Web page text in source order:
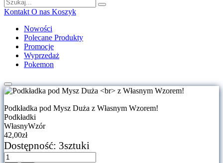
Kontakt O nas Koszyk
Nowości
Polecane Produkty
Promocje
Wyprzedaż
Pokemon
Podkładka pod Mysz Duża z Własnym Wzorem!
Podkładki
WłasnyWzór
42,00zł
Dostępność: 3sztuki